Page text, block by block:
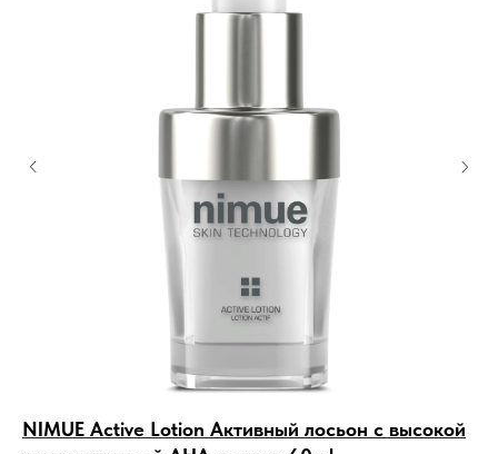
NIMUE Active Lotion Активный лосьон с высокой